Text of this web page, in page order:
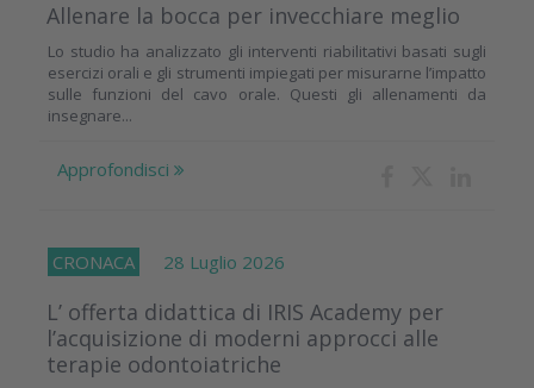
Allenare la bocca per invecchiare meglio
Lo studio ha analizzato gli interventi riabilitativi basati sugli
esercizi orali e gli strumenti impiegati per misurarne l’impatto
sulle funzioni del cavo orale. Questi gli allenamenti da
insegnare...
Approfondisci
CRONACA 28 Luglio 2026
L’ offerta didattica di IRIS Academy per
l’acquisizione di moderni approcci alle
terapie odontoiatriche